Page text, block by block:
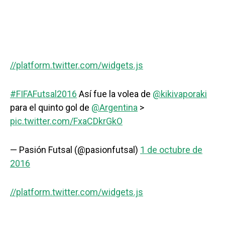
//platform.twitter.com/widgets.js
#FIFAFutsal2016 Así fue la volea de @kikivaporaki
para el quinto gol de @Argentina >
pic.twitter.com/FxaCDkrGkO
— Pasión Futsal (@pasionfutsal) 1 de octubre de
2016
//platform.twitter.com/widgets.js